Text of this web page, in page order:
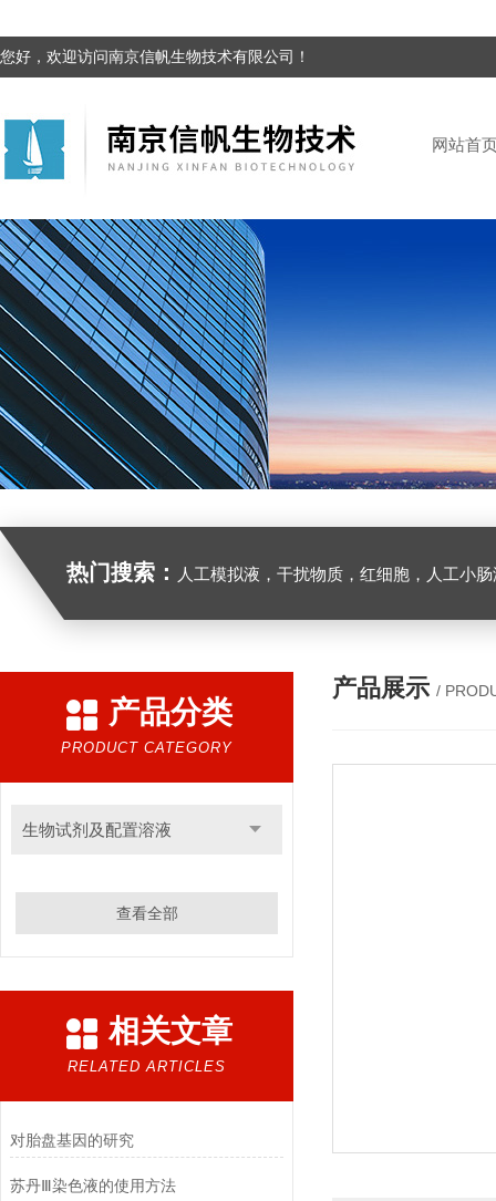
您好，欢迎访问南京信帆生物技术有限公司！
网站首
热门搜索： 人工模拟液，干扰物质，红细胞，人工小
产品分类
PRODUCT CATEGORY
生物试剂及配置溶液
查看全部
相关文章
RELATED ARTICLES
对胎盘基因的研究
苏丹Ⅲ染色液的使用方法
产品展示 /